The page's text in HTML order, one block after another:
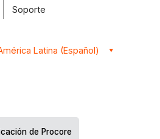
Soporte
Latina (Español)
de Procore